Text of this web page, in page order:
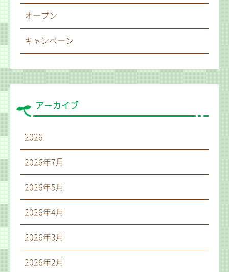
オープン
キャンペーン
アーカイブ
2026
2026年7月
2026年5月
2026年4月
2026年3月
2026年2月